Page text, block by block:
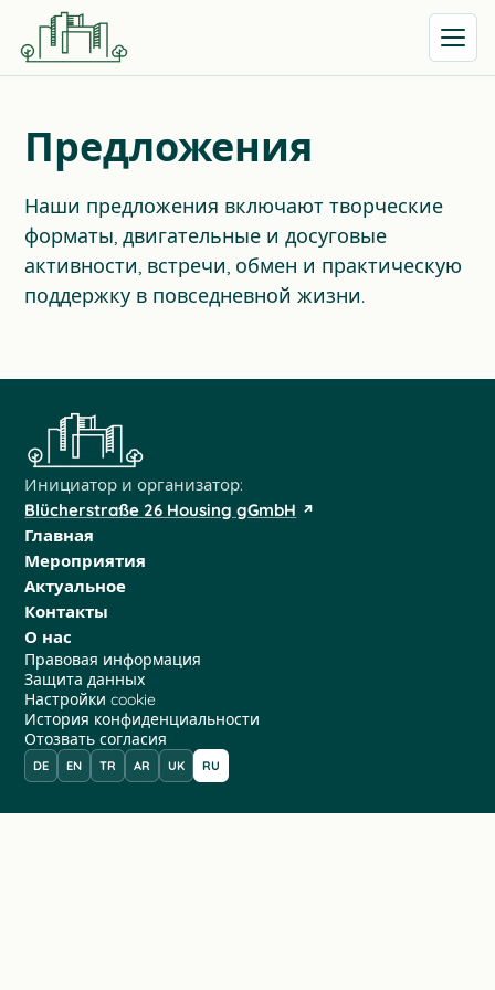
Предложения
Наши предложения включают творческие
форматы, двигательные и досуговые
активности, встречи, обмен и практическую
поддержку в повседневной жизни.
Инициатор и организатор:
Blücherstraße 26 Housing gGmbH
Главная
Мероприятия
Актуальное
Контакты
О нас
Правовая информация
Защита данных
Настройки cookie
История конфиденциальности
Отозвать согласия
DE EN TR AR UK RU